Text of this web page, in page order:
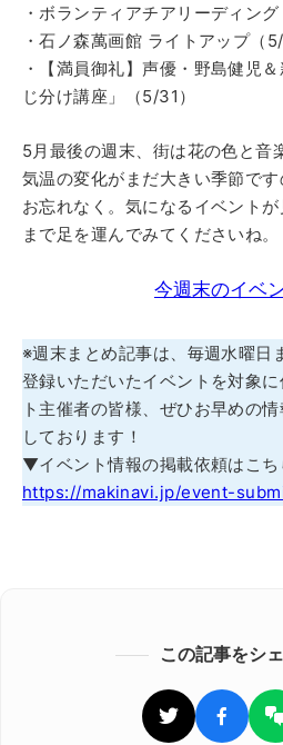
・ボランティアチアリーディング
・石ノ森萬画館 ライトアップ（5/
・【満員御礼】声優・野島健児
じ分け講座」（5/31）
5月最後の週末、街は花の色と音
気温の変化がまだ大きい季節で
お忘れなく。気になるイベント
まで足を運んでみてくださいね。
今週末のイベ
※週末まとめ記事は、毎週水曜日
登録いただいたイベントを対象
ト主催者の皆様、ぜひお早めの
しております！
▼イベント情報の掲載依頼はこち
https://makinavi.jp/event-
この記事をシ